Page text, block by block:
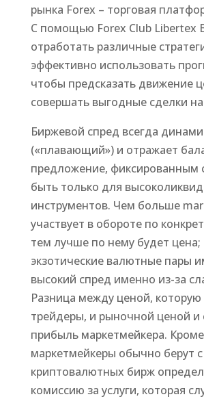
рынка Forex – торговая
С помощью Forex Club Libertex
отработать различные
эффективно использовать
чтобы предсказать движение
совершать выгодные сделки
Биржевой спред всегда
(«плавающий») и отражает
предложение, фиксированным
быть только для
инструментов. Чем больше
участвует в обороте по
тем лучше по нему будет цена;
экзотические валютные пары
высокий спред именно из-за
Разница между ценой,
трейдеры, и рыночной ценой и
прибыль маркетмейкера.
маркетмейкеры обычно берут с
криптовалютных бирж
комиссию за услуги, которая